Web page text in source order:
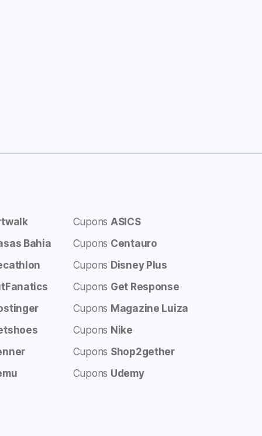
Cupons ASICS
Bahia Cupons Centauro
Cupons Disney Plus
Cupons Get Response
Cupons Magazine Luiza
Cupons Nike
Cupons Shop2gether
Cupons Udemy